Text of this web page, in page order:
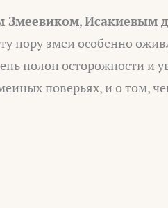
Змеевиком,Исакиевым
пору змеи особенно
полон осторожности и
поверьях, и о том,